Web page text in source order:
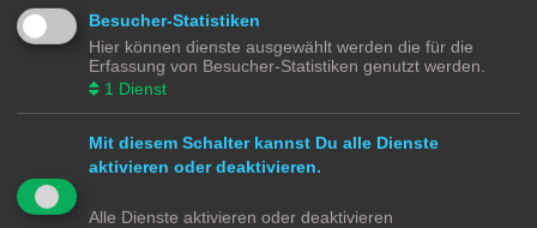
Software - aber Welche - Teil 3
Letzter Beitrag von Moba_GM
Do 3. Mär 2022, 19:12
Verfasst inSteuerung
Software - aber Welche - Teil 2
Verfasst inSteuerung
Profilbanner
Letzter Beitrag vonRalph«So 27. Feb 2022, 09:12
Verfasst in
Arduino - habt ihr schon Erfahrung gemacht?
Besucher-Statistiken
Hier können dienste ausgewählt werden die für die
Erfassung von Besucher-Statistiken genutzt werden.
1 Dienst
Mit diesem Schalter kannst Du alle Dienste
aktivieren oder deaktivieren.
Alle Dienste aktivieren oder deaktivieren